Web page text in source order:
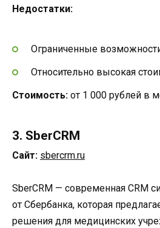
Недостатки:
Ограниченные
Относительно высокая
Стоимость: от 1 000 рублей в
3. SberCRM
Сайт: sbercrm.ru
SberCRM — современная CRM
от Сбербанка, которая
решения для медицинских